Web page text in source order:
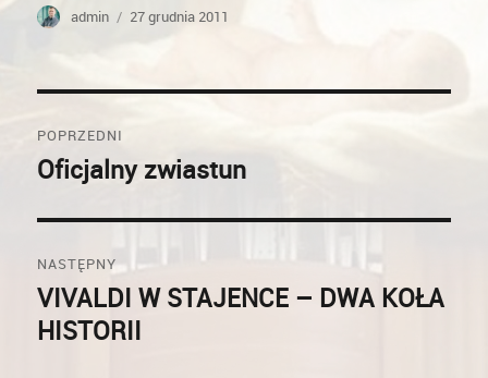
Autor
admin Opublikowano
27 grudnia 2011
wpisu
POPRZEDNI
Poprzedni
Oficjalny zwiastun
NASTĘPNY
Następny
wpis:
VIVALDI W STAJENCE – DWA KOŁA
HISTORII